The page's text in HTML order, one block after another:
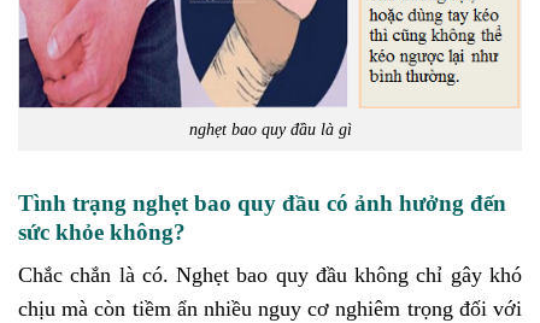
nghẹt bao quy đầu là gì
Tình trạng nghẹt bao quy đầu có ảnh hưởng đến
sức khỏe không?
Chắc chắn là có. Nghẹt bao quy đầu không chỉ gây khó
chịu mà còn tiềm ẩn nhiều nguy cơ nghiêm trọng đối với